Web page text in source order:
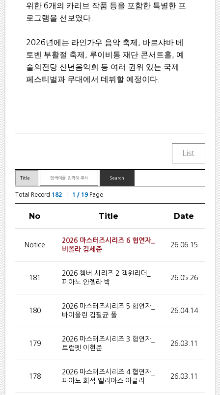
위한6개의 카리브 작품 등을 포함한 특별한 프
로그램을 선보였다
2026년에는 라인가우 음악 축제
바르샤바 베
토벤 부활절 축제
루이비통 재단 콘서트홀
예
술의전당 신년음악회 등 여러 권위 있는 국제
페스티벌과 무대에서 데뷔할 예정이다
Total Record 182| 1 / 19Page
No Title Date
Notice
2026 마스터즈시리즈 6 협연자_
비올라 김세준
26.06.15
181
2026 챔버 시리즈 2 객원리더_
피아노 안젤라 박
26.05.26
180
2026 마스터즈시리즈 5 협연자_
바이올린 김필균 폴
26.04.14
179
2026 마스터즈시리즈 3 협연자_
트럼펫 이현준
26.03.11
178
2026 마스터즈시리즈 4 협연자_
피아노 희석 엘리아스 아클리
26.03.11